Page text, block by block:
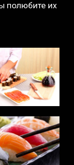
полюбите их